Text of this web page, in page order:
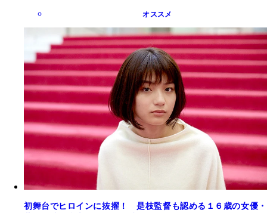
オススメ
初舞台でヒロインに抜擢！ 是枝監督も認める１６歳の女優・